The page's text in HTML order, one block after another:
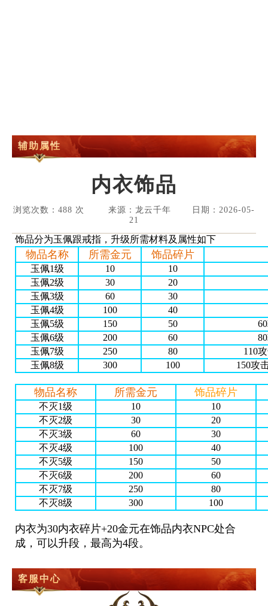
客服中心
辅助属性
内衣饰品
浏览次数：488 次 来源：龙云千年 日期：2026-05-
21
饰品分为玉佩跟戒指，升级所需材料及属性如下
物品名称 所需金元 饰品碎片
玉佩1级 10
10
玉佩2级
30
20
玉佩3级
60
30
玉佩4级
100
40
玉佩5级
150 50
玉佩6级
200 60
玉佩7级
250 80
110
玉佩8级
300 100 150攻
物品名称 所需金元 饰品碎片
不灭1级 10
10
不灭2级
30
20
不灭3级
60
30
不灭4级
100
40
不灭5级
150
50
不灭6级
200
60
不灭7级
250
80
不灭8级
300 100
内衣为30内衣碎片+20金元在饰品内衣NPC处合
成，可以升段，最高为4段。